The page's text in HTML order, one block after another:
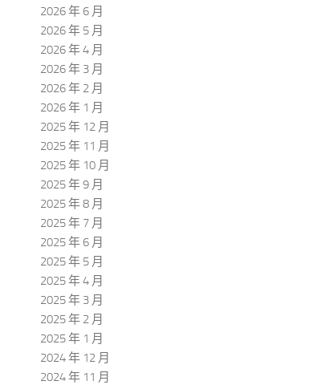
2026 年 6 月
2026 年 5 月
2026 年 4 月
2026 年 3 月
2026 年 2 月
2026 年 1 月
2025 年 12 月
2025 年 11 月
2025 年 10 月
2025 年 9 月
2025 年 8 月
2025 年 7 月
2025 年 6 月
2025 年 5 月
2025 年 4 月
2025 年 3 月
2025 年 2 月
2025 年 1 月
2024 年 12 月
2024 年 11 月